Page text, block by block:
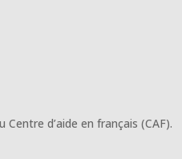
d’aide en français (CAF).